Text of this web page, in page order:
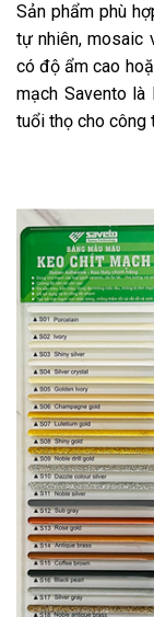
Sản phẩm phù
tự nhiên, mosaic
có độ ẩm cao
mạch Savento
tuổi thọ cho công